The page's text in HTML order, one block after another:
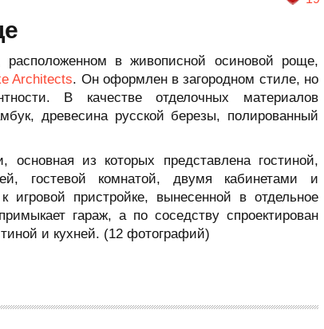
в живописной осиновой роще,
Architects. Он оформлен в загородном стиле, но
В качестве отделочных материалов
древесина русской березы, полированный
основная из которых представлена гостиной,
гостевой комнатой, двумя кабинетами и
игровой пристройке, вынесенной в отдельное
гараж, а по соседству спроектирован
и кухней. (12 фотографий)